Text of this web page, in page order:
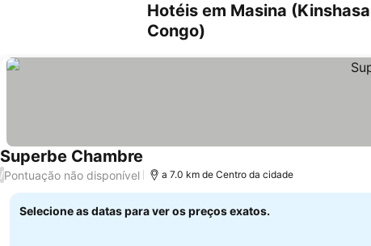
Hotéis em Masina
Congo)
Superbe Chambre
/Pontuação não disponível a 7.0 km de Centro da cidade
Selecione as datas para ver os preços exatos.